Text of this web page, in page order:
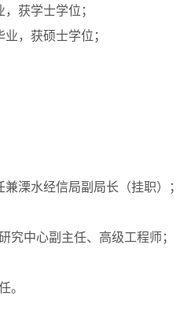
获学士学位；
，获硕士学位；
兼溧水经信局副局长（挂职）
究中心副主任、高级工程师；
。